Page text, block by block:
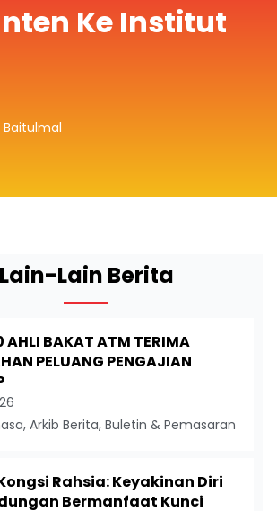
Ke Institut
Lain-Lain Berita
AHLI BAKAT ATM TERIMA
PELUANG PENGAJIAN
,Arkib Berita,Buletin & Pemasaran
Rahsia: Keyakinan Diri
Bermanfaat Kunci